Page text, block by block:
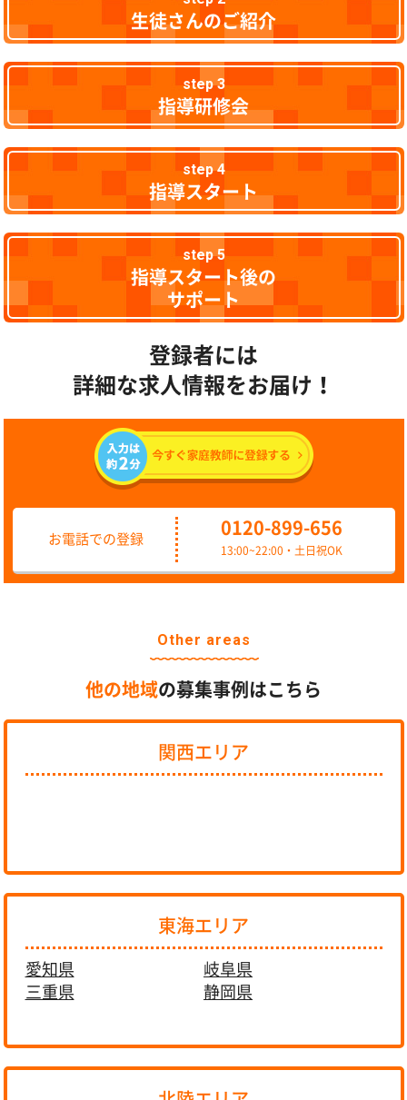
生徒さんのご紹介
step 3
指導研修会
step 4
指導スタート
step 5
指導スタート後の
サポート
登録者には
詳細な求人情報をお届け！
お電話での登録
0120-899-656
13:00~22:00・土日祝OK
Other areas
他の地域の募集事例はこちら
関西エリア
東海エリア
愛知県
岐阜県
三重県
静岡県